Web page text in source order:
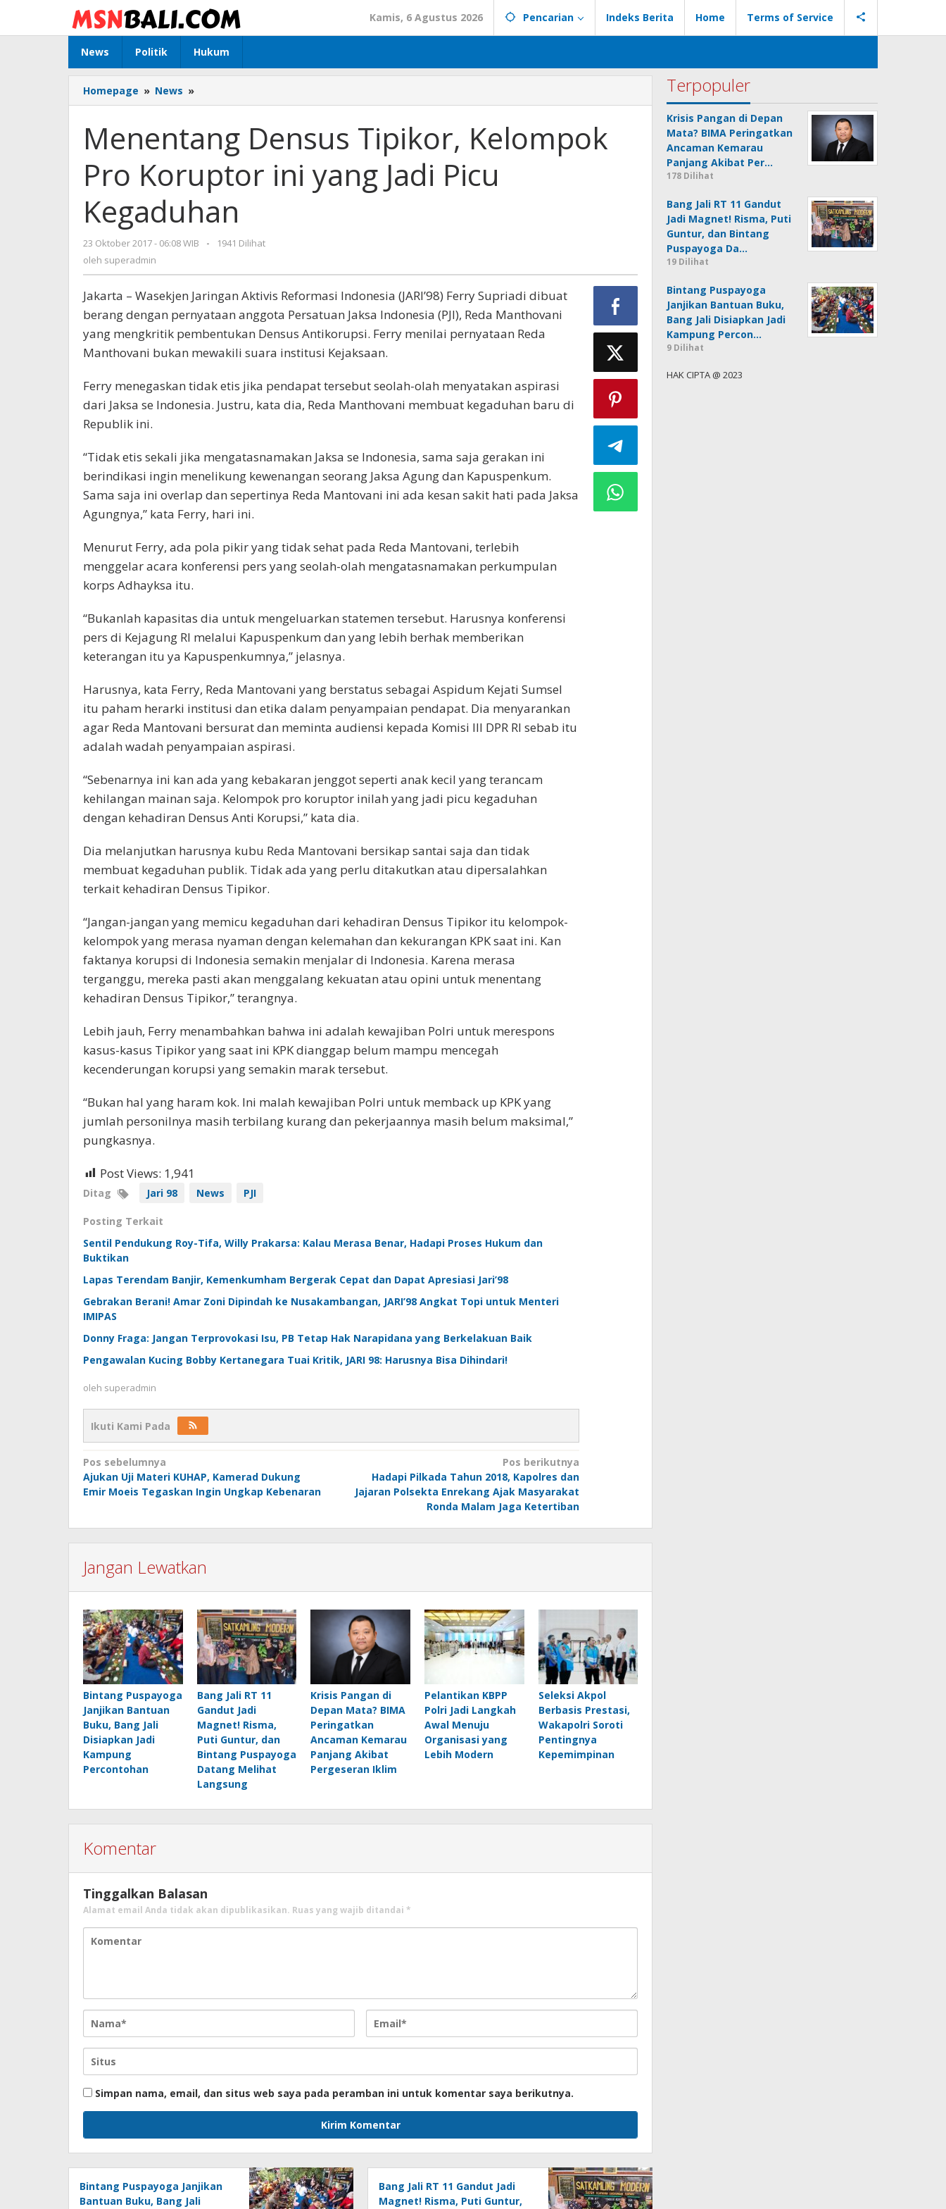
konten
Kamis, 6 Agustus 2026 Pencarian Indeks Berita Home Terms of Service
News Politik Hukum
Homepage » News »
Densus
Kelompok
Pro
Koruptor
ini
yang
Jadi
Picu
Kegaduhan
Menentang Densus Tipikor, Kelompok
Pro Koruptor ini yang Jadi Picu
Kegaduhan
23 Oktober 2017 - 06:08 WIB
oleh
-
1941 Dilihat
oleh superadmin
Jakarta – Wasekjen Jaringan Aktivis Reformasi Indonesia (JARI’98) Ferry Supriadi dibuat
berang dengan pernyataan anggota Persatuan Jaksa Indonesia (PJI), Reda Manthovani
yang mengkritik pembentukan Densus Antikorupsi. Ferry menilai pernyataan Reda
Manthovani bukan mewakili suara institusi Kejaksaan.
Ferry menegaskan tidak etis jika pendapat tersebut seolah-olah menyatakan aspirasi
dari Jaksa se Indonesia. Justru, kata dia, Reda Manthovani membuat kegaduhan baru di
Republik ini.
“Tidak etis sekali jika mengatasnamakan Jaksa se Indonesia, sama saja gerakan ini
berindikasi ingin menelikung kewenangan seorang Jaksa Agung dan Kapuspenkum.
Sama saja ini overlap dan sepertinya Reda Mantovani ini ada kesan sakit hati pada Jaksa
Agungnya,” kata Ferry, hari ini.
Menurut Ferry, ada pola pikir yang tidak sehat pada Reda Mantovani, terlebih
menggelar acara konferensi pers yang seolah-olah mengatasnamakan perkumpulan
korps Adhayksa itu.
“Bukanlah kapasitas dia untuk mengeluarkan statemen tersebut. Harusnya konferensi
pers di Kejagung RI melalui Kapuspenkum dan yang lebih berhak memberikan
keterangan itu ya Kapuspenkumnya,” jelasnya.
Harusnya, kata Ferry, Reda Mantovani yang berstatus sebagai Aspidum Kejati Sumsel
itu paham herarki institusi dan etika dalam penyampaian pendapat. Dia menyarankan
agar Reda Mantovani bersurat dan meminta audiensi kepada Komisi III DPR RI sebab itu
adalah wadah penyampaian aspirasi.
“Sebenarnya ini kan ada yang kebakaran jenggot seperti anak kecil yang terancam
kehilangan mainan saja. Kelompok pro koruptor inilah yang jadi picu kegaduhan
dengan kehadiran Densus Anti Korupsi,” kata dia.
Dia melanjutkan harusnya kubu Reda Mantovani bersikap santai saja dan tidak
membuat kegaduhan publik. Tidak ada yang perlu ditakutkan atau dipersalahkan
terkait kehadiran Densus Tipikor.
“Jangan-jangan yang memicu kegaduhan dari kehadiran Densus Tipikor itu kelompok-
kelompok yang merasa nyaman dengan kelemahan dan kekurangan KPK saat ini. Kan
faktanya korupsi di Indonesia semakin menjalar di Indonesia. Karena merasa
terganggu, mereka pasti akan menggalang kekuatan atau opini untuk menentang
kehadiran Densus Tipikor,” terangnya.
Lebih jauh, Ferry menambahkan bahwa ini adalah kewajiban Polri untuk merespons
kasus-kasus Tipikor yang saat ini KPK dianggap belum mampu mencegah
kecenderungan korupsi yang semakin marak tersebut.
“Bukan hal yang haram kok. Ini malah kewajiban Polri untuk memback up KPK yang
jumlah personilnya masih terbilang kurang dan pekerjaannya masih belum maksimal,”
pungkasnya.
Post Views: 1,941
Ditag Jari 98 News PJI
Posting Terkait
Sentil Pendukung Roy-Tifa, Willy Prakarsa: Kalau Merasa Benar, Hadapi Proses Hukum dan
Buktikan
Lapas Terendam Banjir, Kemenkumham Bergerak Cepat dan Dapat Apresiasi Jari’98
Gebrakan Berani! Amar Zoni Dipindah ke Nusakambangan, JARI’98 Angkat Topi untuk Menteri
IMIPAS
Donny Fraga: Jangan Terprovokasi Isu, PB Tetap Hak Narapidana yang Berkelakuan Baik
Pengawalan Kucing Bobby Kertanegara Tuai Kritik, JARI 98: Harusnya Bisa Dihindari!
oleh superadmin
Ikuti Kami Pada
Navigasi
pos
Pos sebelumnya
Ajukan Uji Materi KUHAP, Kamerad Dukung
Emir Moeis Tegaskan Ingin Ungkap Kebenaran
Pos berikutnya
Hadapi Pilkada Tahun 2018, Kapolres dan
Jajaran Polsekta Enrekang Ajak Masyarakat
Ronda Malam Jaga Ketertiban
Jangan Lewatkan
Bintang Puspayoga
Janjikan Bantuan
Buku, Bang Jali
Disiapkan Jadi
Kampung
Percontohan
Bang Jali RT 11
Gandut Jadi
Magnet! Risma,
Puti Guntur, dan
Bintang Puspayoga
Datang Melihat
Langsung
Krisis Pangan di
Depan Mata? BIMA
Peringatkan
Ancaman Kemarau
Panjang Akibat
Pergeseran Iklim
Pelantikan KBPP
Polri Jadi Langkah
Awal Menuju
Organisasi yang
Lebih Modern
Seleksi Akpol
Berbasis Prestasi,
Wakapolri Soroti
Pentingnya
Kepemimpinan
Komentar
Tinggalkan Balasan
Alamat email Anda tidak akan dipublikasikan. Ruas yang wajib ditandai *
Simpan nama, email, dan situs web saya pada peramban ini untuk komentar saya berikutnya.
Bintang Puspayoga Janjikan
Bantuan Buku, Bang Jali
Bang Jali RT 11 Gandut Jadi
Magnet! Risma, Puti Guntur,
Terpopuler
Krisis Pangan di Depan
Mata? BIMA Peringatkan
Ancaman Kemarau
Panjang Akibat Per…
178 Dilihat
Bang Jali RT 11 Gandut
Jadi Magnet! Risma, Puti
Guntur, dan Bintang
Puspayoga Da…
19 Dilihat
Bintang Puspayoga
Janjikan Bantuan Buku,
Bang Jali Disiapkan Jadi
Kampung Percon…
9 Dilihat
HAK CIPTA @ 2023